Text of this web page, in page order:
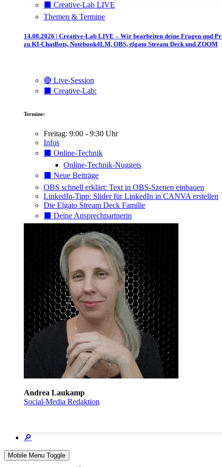
⬛️ Creative-Lab LIVE
Themen & Termine
14.08.2026 | Creative-Lab LIVE – Wir bearbeiten deine Fragen und
zu KI-ChatBots, Notebook4LM, OBS, elgato Stream Deck und ZOOM
🔴 Live-Session
⬛️ Creative-Lab:
Termine:
Freitag: 9:00 - 9:30 Uhr
Infos
⬛️ Online-Technik
Online-Technik-Nuggets
⬛️ Neue Beiträge
OBS schnell erklärt: Text in OBS-Szenen einbauen
LinkedIn-Tipp: Slider für LinkedIn in CANVA erstellen
Die Elgato Stream Deck Familie
⬛️ Deine Ansprechpartnerin
Andrea Laukamp
Social-Media Redaktion
🔎
Mobile Menu Toggle